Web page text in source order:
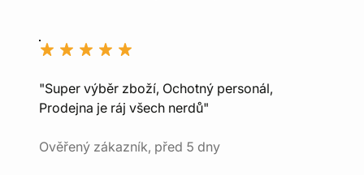
"Super výběr zboží, Ochotný personál,
Prodejna je ráj všech nerdů"
Ověřený zákazník, před 5 dny